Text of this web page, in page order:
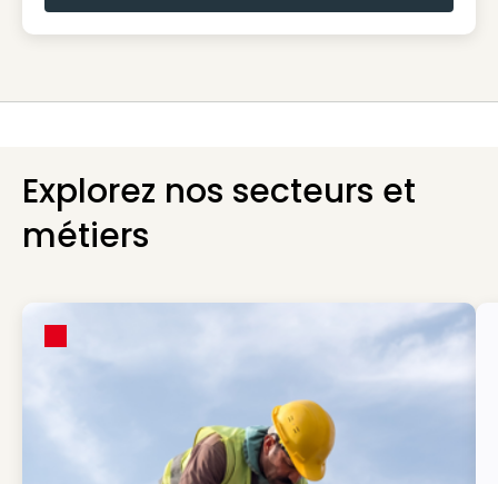
Explorez nos secteurs et
métiers